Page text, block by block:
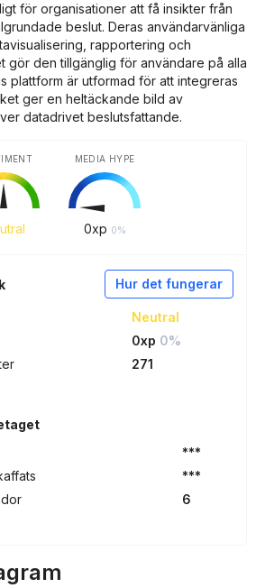
för organisationer att få insikter från
beslut. Deras användarvänliga
rapportering och
gör den tillgänglig för användare på alla
plattform är utformad för att integreras
ger en heltäckande bild av
datadrivet beslutsfattande.
0xp 0%
MEDIA HYPE
Hur det fungerar
Neutral
0xp 0%
271
***
***
6